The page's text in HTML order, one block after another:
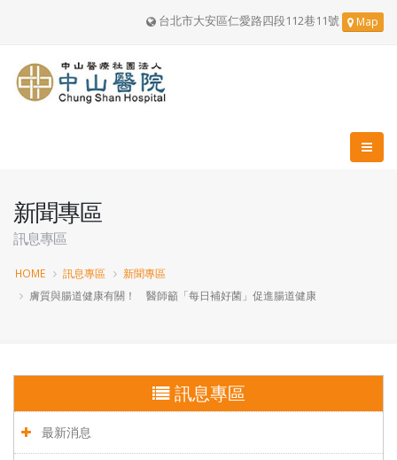
台北市大安區仁愛路四段112巷11號 Map
新聞專區
訊息專區
HOME 訊息專區
新聞專區
膚質與腸道健康有關！ 醫師籲「每日補好菌」促進腸道健康
訊息專區
最新消息